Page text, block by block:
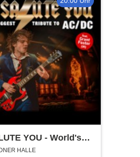
YOU - World's
to AC/DC
HALLE